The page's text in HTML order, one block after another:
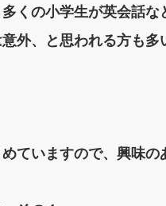
くの小学生が英会話
外、と思われる方も多
ていますので、興味